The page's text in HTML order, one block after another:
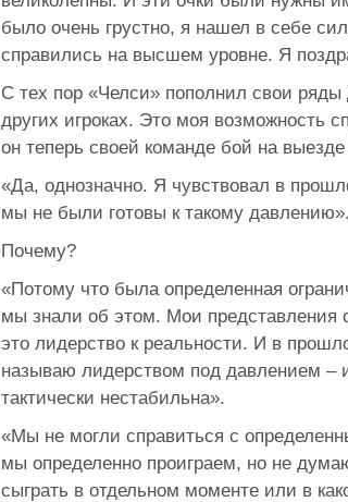
было очень грустно, я нашел в себе
справились на высшем уровне. Я
С тех пор «Челси» пополнил свои
других игроках. Это моя возможность
он теперь своей команде бой на
«Да, однозначно. Я чувствовал в
мы не были готовы к такому давлению».
Почему?
«Потому что была определенная
мы знали об этом. Мои представления
это лидерство к реальности. И в
называю лидерством под давлением
тактически нестабильна».
«Мы не могли справиться с
мы определенно проиграем, но не
сыграть в отдельном моменте или в